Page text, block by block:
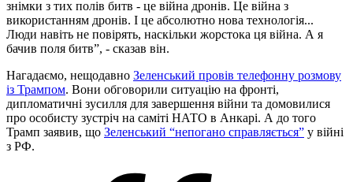
знімки з тих полів битв - це війна дронів. Це війна з
використанням дронів. І це абсолютно нова технологія...
Люди навіть не повірять, наскільки жорстока ця війна. А я
бачив поля битв”, - сказав він.
Нагадаємо, нещодавно Зеленський провів телефонну розмову
із Трампом. Вони обговорили ситуацію на фронті,
дипломатичні зусилля для завершення війни та домовилися
про особисту зустріч на саміті НАТО в Анкарі. А до того
Трамп заявив, що Зеленський “непогано справляється” у війні
з РФ.